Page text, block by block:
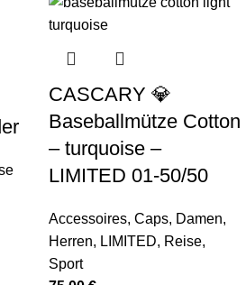
CASCARY 💎
Baseballmütze Cotton
– turquoise –
LIMITED 01-50/50
Accessoires, Caps, Damen,
Herren, LIMITED, Reise,
Sport